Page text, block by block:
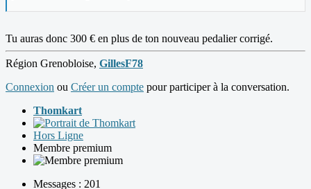
Tu auras donc 300 € en plus de ton nouveau pedalier corrigé.
Région Grenobloise, GillesF78
Connexion ou Créer un compte pour participer à la conversation.
Thomkart
Hors Ligne
Membre premium
Messages : 201